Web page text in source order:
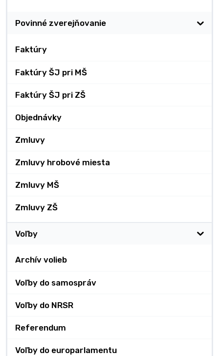
Povinné zverejňovanie
Faktúry
Faktúry ŠJ pri MŠ
Faktúry ŠJ pri ZŠ
Objednávky
Zmluvy
Zmluvy hrobové miesta
Zmluvy MŠ
Zmluvy ZŠ
Voľby
Archív volieb
Voľby do samospráv
Voľby do NRSR
Referendum
Voľby do europarlamentu